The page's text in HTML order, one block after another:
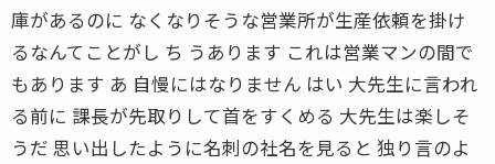
庫があるのに なくなりそうな営業所が生産依頼を掛け
るなんてことがし ち うあります これは営業マンの間で
もあります あ 自慢にはなりません はい 大先生に言われ
る前に 課長が先取りして首をすくめる 大先生は楽しそ
うだ 思い出したように名刺の社名を見ると 独り言のよ